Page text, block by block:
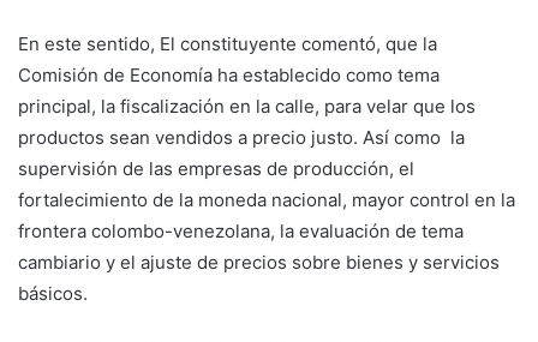
En este sentido, El constituyente comentó, que la
Comisión de Economía ha establecido como tema
principal, la fiscalización en la calle, para velar que los
productos sean vendidos a precio justo. Así como la
supervisión de las empresas de producción, el
fortalecimiento de la moneda nacional, mayor control en la
frontera colombo-venezolana, la evaluación de tema
cambiario y el ajuste de precios sobre bienes y servicios
básicos.